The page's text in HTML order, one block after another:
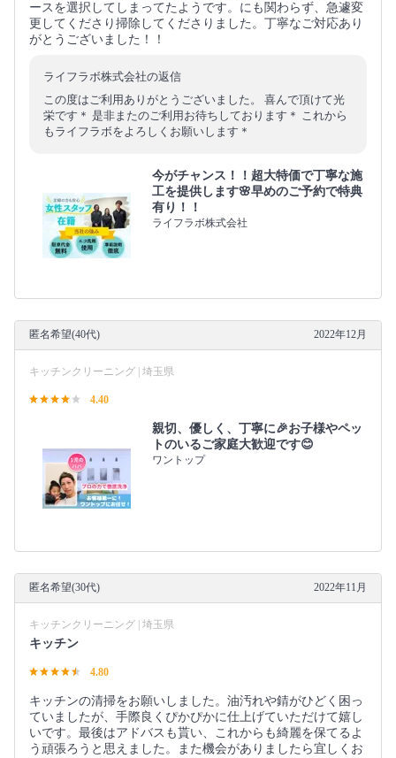
ースを選択してしまってたようです。にも関わらず、急遽変
更してくださり掃除してくださりました。丁寧なご対応あり
がとうございました！！
ライフラボ株式会社の返信
この度はご利用ありがとうございました。 喜んで頂けて光
栄です＊ 是非またのご利用お待ちしております＊ これから
もライフラボをよろしくお願いします＊
今がチャンス！！超大特価で丁寧な施
工を提供します🌸早めのご予約で特典
有り！！
ライフラボ株式会社
匿名希望(40代) 2022年12月
キッチンクリーニング | 埼玉県
4.40
親切、優しく、丁寧に🎉お子様やペッ
トのいるご家庭大歓迎です😊
ワントップ
匿名希望(30代) 2022年11月
キッチンクリーニング | 埼玉県
キッチン
4.80
キッチンの清掃をお願いしました。油汚れや錆がひどく困っ
ていましたが、手際良くぴかぴかに仕上げていただけて嬉し
いです。最後はアドバスも貰い、これからも綺麗を保てるよ
う頑張ろうと思えました。また機会がありましたら宜しくお